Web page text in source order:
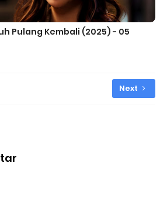
Pulang Kembali (2025) - 05
Next